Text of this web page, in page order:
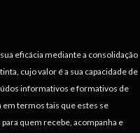
eficácia mediante a consolidação
cujo valor é a sua capacidade de
informativos e formativos de
termos tais que estes se
quem recebe, acompanha e